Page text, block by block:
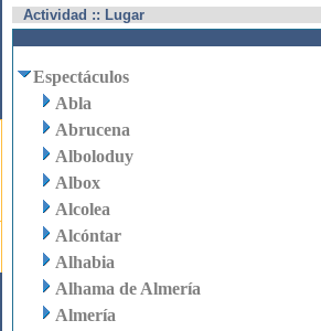
Actividad :: Lugar
Espectáculos
Abla
Abrucena
Alboloduy
Albox
Alcolea
Alcóntar
Alhabia
Alhama de Almería
Almería